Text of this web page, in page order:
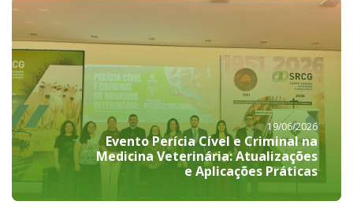
19/06/2026
Evento Perícia Cível e Criminal na
Medicina Veterinária: Atualizações
e Aplicações Práticas